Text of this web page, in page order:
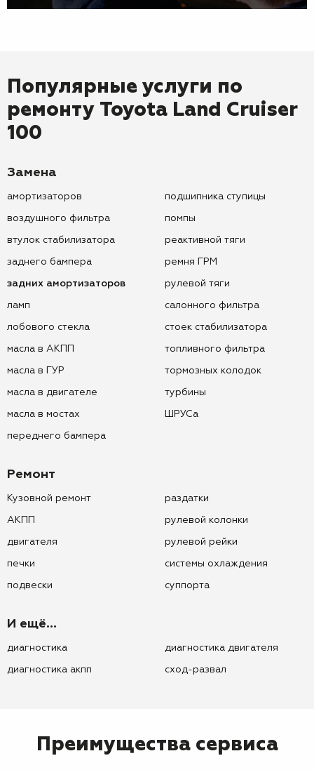
Популярные услуги по
ремонту Toyota Land Cruiser
100
Замена
амортизаторов
воздушного фильтра
втулок стабилизатора
заднего бампера
задних амортизаторов
ламп
лобового стекла
масла в АКПП
масла в ГУР
масла в двигателе
масла в мостах
переднего бампера
подшипника ступицы
помпы
реактивной тяги
ремня ГРМ
рулевой тяги
салонного фильтра
стоек стабилизатора
топливного фильтра
тормозных колодок
турбины
ШРУСа
Ремонт
Кузовной ремонт
АКПП
двигателя
печки
подвески
раздатки
рулевой колонки
рулевой рейки
системы охлаждения
суппорта
И ещё...
диагностика
диагностика акпп
диагностика двигателя
сход-развал
Преимущества сервиса